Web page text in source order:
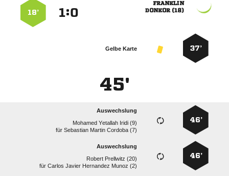

 
:
18’
37’
Gelbe Karte
45'
46’
Auswechslung
   
für   
46’
Auswechslung
  
für    